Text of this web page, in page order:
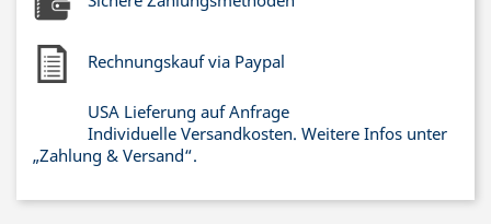
Rechnungskauf via Paypal
USA Lieferung auf Anfrage
Individuelle Versandkosten. Weitere Infos unter
„Zahlung & Versand“.